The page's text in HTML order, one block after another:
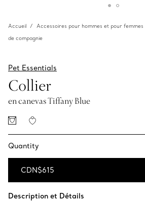
Accueil Accessoires pour hommes et pour femmes
de compagnie
Pet Essentials
Collier
en canevas Tiffany Blue
Quantity
CDN$615
Description et Détails